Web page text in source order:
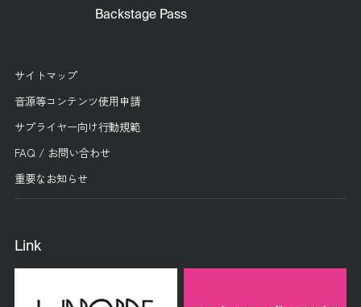
Backstage Pass
サイトマップ
音源等コンテンツ使用申請
サプライヤー向け行動規範
FAQ / お問い合わせ
重要なお知らせ
Link